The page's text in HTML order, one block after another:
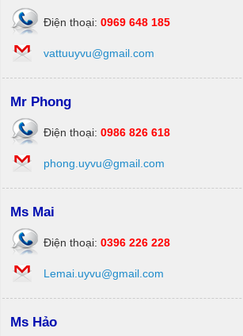
Điện thoại: 0969 648 185
vattuuyvu@gmail.com
Mr Phong
Điện thoại: 0986 826 618
phong.uyvu@gmail.com
Ms Mai
Điện thoại: 0396 226 228
Lemai.uyvu@gmail.com
Ms Hảo